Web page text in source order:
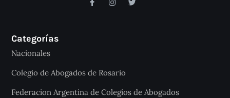
Categorías
Nacionales
Colegio de Abogados de Rosario
Federacion Argentina de Colegios de Abogados